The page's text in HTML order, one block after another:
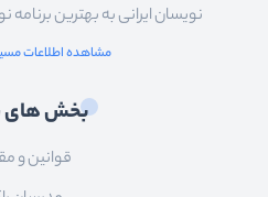
نویسان ایرانی به بهترین
مشاهده اطلاعات
بخش های
قوانین و